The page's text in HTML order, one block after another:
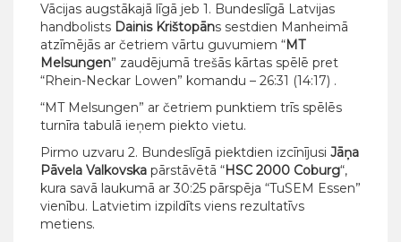
Vācijas augstākajā līgā jeb 1. Bundeslīgā Latvijas
handbolists Dainis Krištopāns sestdien Manheimā
atzīmējās ar četriem vārtu guvumiem “MT
Melsungen” zaudējumā trešās kārtas spēlē pret
“Rhein-Neckar Lowen” komandu – 26:31 (14:17) .
“MT Melsungen” ar četriem punktiem trīs spēlēs
turnīra tabulā ieņem piekto vietu.
Pirmo uzvaru 2. Bundeslīgā piektdien izcīnījusi Jāņa
Pāvela Valkovska pārstāvētā “HSC 2000 Coburg“,
kura savā laukumā ar 30:25 pārspēja “TuSEM Essen”
vienību. Latvietim izpildīts viens rezultatīvs
metiens.